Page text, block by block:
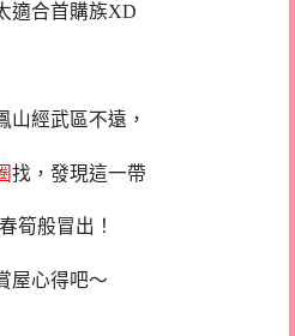
適合首購族XD
山經武區不遠，
找，發現這一帶
筍般冒出！
屋心得吧～